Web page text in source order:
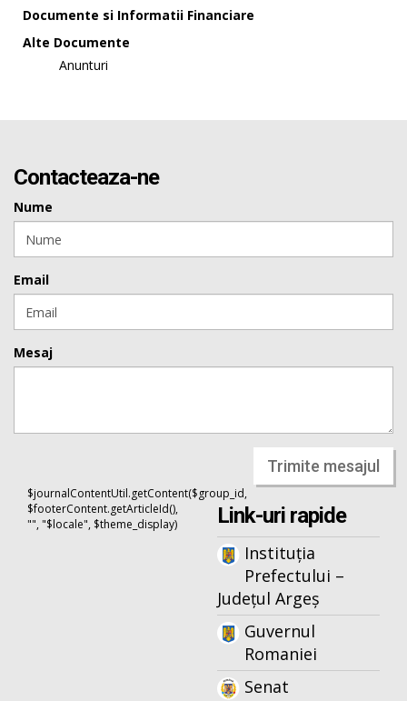
Documente si Informatii Financiare
Alte Documente
Anunturi
Contacteaza-ne
Nume
Email
Mesaj
Trimite mesajul
$journalContentUtil.getContent($group_id,
$footerContent.getArticleId(),
"", "$locale", $theme_display)
Link-uri rapide
Instituția
Prefectului –
Județul Argeș
Guvernul
Romaniei
Senat